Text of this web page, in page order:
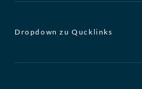
Dropdown zu Qucklinks